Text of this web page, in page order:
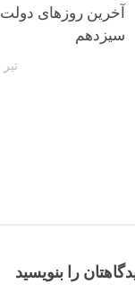
آخرین روزهای دولت
سیزدهم
تیر 25, 1403
را بنویسید